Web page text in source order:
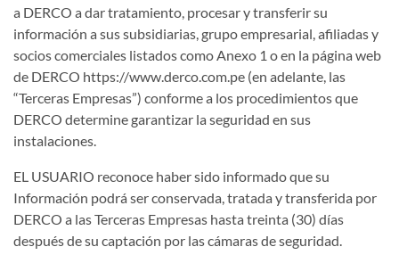
a DERCO a dar tratamiento, procesar y transferir su
información a sus subsidiarias, grupo empresarial, afiliadas y
socios comerciales listados como Anexo 1 o en la página web
de DERCO https://www.derco.com.pe (en adelante, las
“Terceras Empresas”) conforme a los procedimientos que
DERCO determine garantizar la seguridad en sus
instalaciones.
EL USUARIO reconoce haber sido informado que su
Información podrá ser conservada, tratada y transferida por
DERCO a las Terceras Empresas hasta treinta (30) días
después de su captación por las cámaras de seguridad.